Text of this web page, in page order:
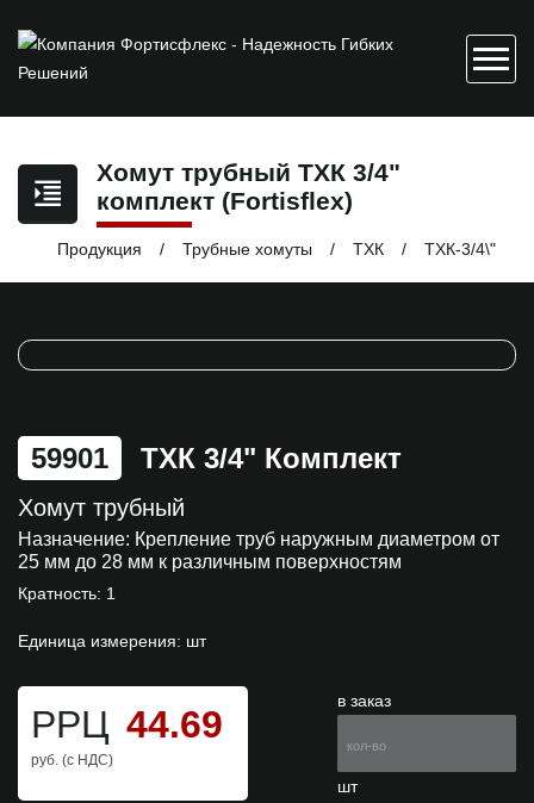
Хомут трубный ТХК 3/4"
комплект (Fortisflex)
Продукция Трубные хомуты ТХК ТХК-3/4\"
59901 ТХК 3/4" Комплект
Хомут трубный
Назначение: Крепление труб наружным диаметром от
25 мм до 28 мм к различным поверхностям
Кратность: 1
Единица измерения: шт
РРЦ
руб. (с НДС)
44.69
в заказ
шт